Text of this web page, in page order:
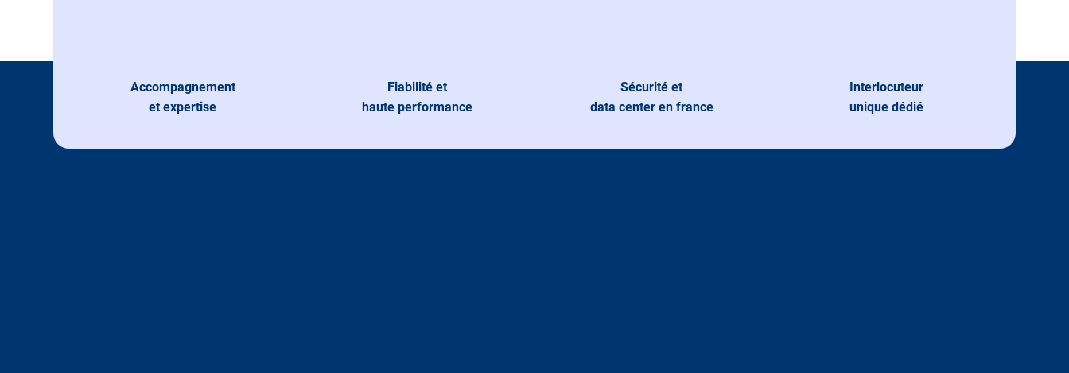
Accompagnement
et expertise
Fiabilité et
haute performance
Sécurité et
data center en france
Interlocuteur
unique dédié